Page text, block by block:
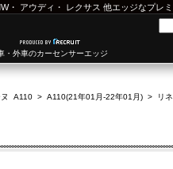
・ アウディ ・ レクサス 他エッジなプレ
外車のカーセンサーエッジ
ヌ A110 > A110(21年01月-22年01月) > リ